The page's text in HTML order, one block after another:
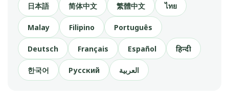
日本語 简体中文 繁體中文 ไทย
Malay Filipino Português
Deutsch Français Español हिन्दी
한국어 Русский العربية